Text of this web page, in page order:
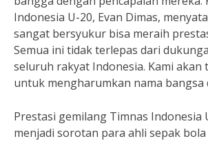
Indonesia U-20, Evan Dimas,
sangat bersyukur bisa meraih
Semua ini tidak terlepas dari
seluruh rakyat Indonesia. Kami
untuk mengharumkan nama bangsa
Prestasi gemilang Timnas Indonesia
menjadi sorotan para ahli sepak